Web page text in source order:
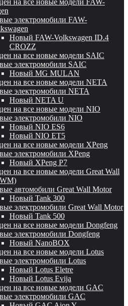
на все новые модели FAW-
электромобили FAW-
Новый FAW-Volkswagen ID.4
CROZZ
на все новые модели SAIC
электромобили SAIC
Новый MG MULAN
на все новые модели NETA
электромобили NETA
Новый NETA U
на все новые модели NIO
электромобили NIO
Новый NIO ES6
Новый NIO ET5
на все новые модели XPeng
электромобили XPeng
Новый XPeng P7
на все новые модели Great Wall
автомобили Great Wall Motor
Новый Tank 300
электромобили Great Wall Motor
Новый Tank 500
на все новые модели Dongfeng
электромобили Dongfeng
Новый NanoBOX
на все новые модели Lotus
электромобили Lotus
Новый Lotus Eletre
Новый Lotus Evija
на все новые модели GAC
электромобили GAC